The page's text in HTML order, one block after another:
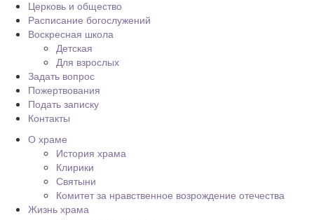
Церковь и общество
Расписание богослужений
Воскресная школа
Детская
Для взрослых
Задать вопрос
Пожертвования
Подать записку
Контакты
О храме
История храма
Клирики
Святыни
Комитет за нравственное возрождение отечества
Жизнь храма